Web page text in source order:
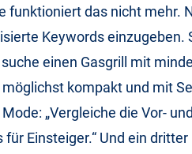
funktioniert das nicht mehr.
Keywords einzugeben.
suche einen Gasgrill mit
kompakt und mit
„Vergleiche die Vor-
Einsteiger.“ Und ein dritter